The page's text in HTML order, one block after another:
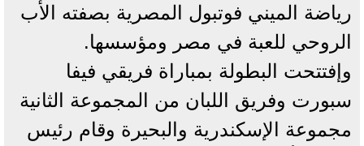
رياضة الميني فوتبول المصرية بصفته الأب
الروحي للعبة في مصر ومؤسسها.
وإفتتحت البطولة بمباراة فريقي فيفا
سبورت وفريق اللبان من المجموعة الثانية
مجموعة الإسكندرية والبحيرة وقام رئيس